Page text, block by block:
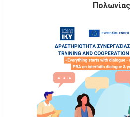
Πολωνίας